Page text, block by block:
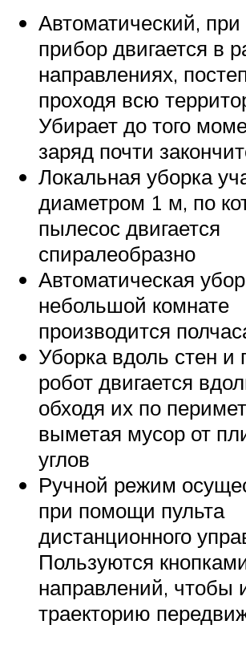
Автоматический, при
прибор двигается в
направлениях,
проходя всю
Убирает до того
заряд почти
Локальная уборка
диаметром 1 м, по
пылесос двигается
спиралеобразно
Автоматическая
небольшой комнате
производится
Уборка вдоль стен и
робот двигается
обходя их по
выметая мусор от
углов
Ручной режим
при помощи пульта
дистанционного
Пользуются
направлений, чтобы
траекторию